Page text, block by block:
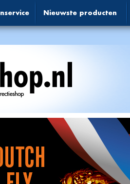
Nieuwste producten